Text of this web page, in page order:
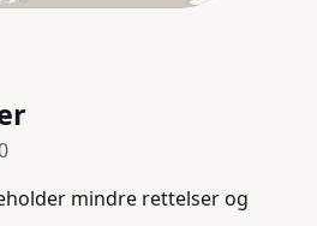
mindre rettelser og